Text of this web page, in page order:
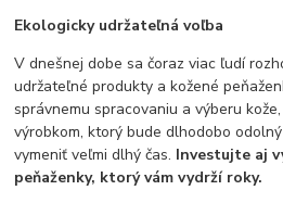
Ekologicky udržateľná voľba
V dnešnej dobe sa čoraz viac ľudí
udržateľné produkty a kožené
správnemu spracovaniu a výberu
výrobkom, ktorý bude dlhodobo
vymeniť veľmi dlhý čas. Investujte aj
peňaženky, ktorý vám vydrží roky.